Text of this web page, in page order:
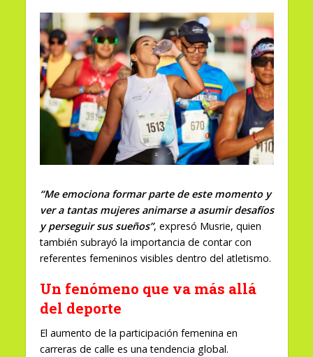
“Me emociona formar parte de este momento y
ver a tantas mujeres animarse a asumir desafíos
y perseguir sus sueños”, expresó Musrie, quien
también subrayó la importancia de contar con
referentes femeninos visibles dentro del atletismo.
Un fenómeno que va más allá
del deporte
El aumento de la participación femenina en
carreras de calle es una tendencia global.